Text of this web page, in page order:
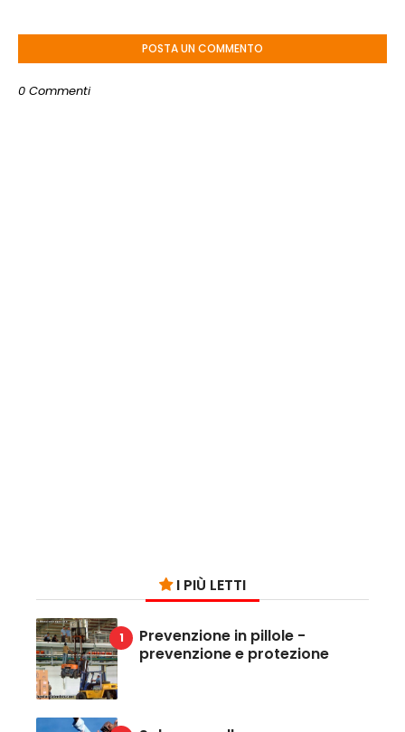
POSTA UN COMMENTO
0 Commenti
I PIÙ LETTI
Prevenzione in pillole -
prevenzione e protezione